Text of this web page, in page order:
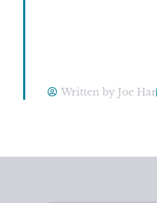
Written by Joe Har